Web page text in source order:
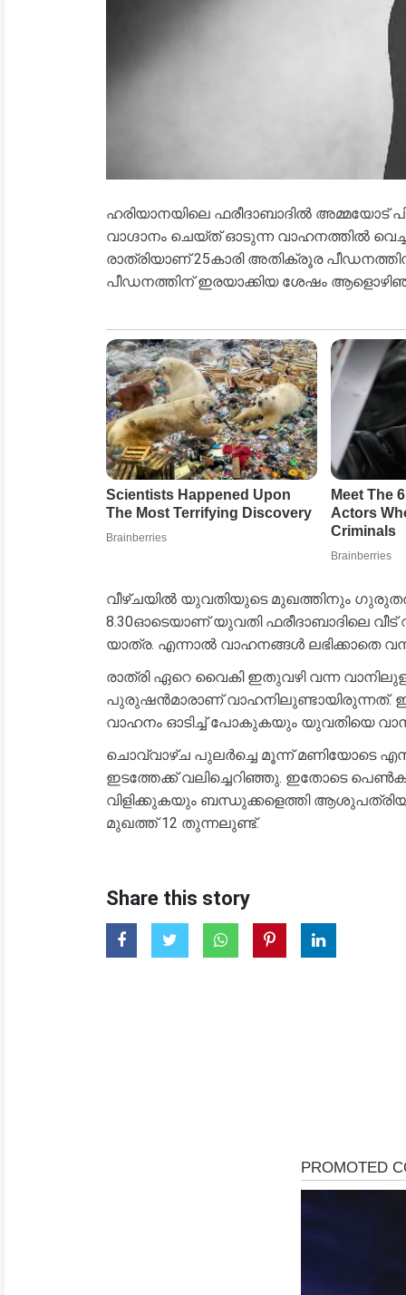
ഹരിയാനയിലെ ഫരീദാബാദിൽ അമ്മയോട്
വാഗ്ദാനം ചെയ്ത് ഓടുന്ന വാഹനത്തിൽ വെച്ച്
രാത്രിയാണ് 25കാരി അതിക്രൂര
പീഡനത്തിന് ഇരയാക്കിയ ശേഷം
വീഴ്ചയിൽ യുവതിയുടെ മുഖത്തിനും
8.30ഓടെയാണ് യുവതി ഫരീദാബാദിലെ വീട്
യാത്ര. എന്നാൽ വാഹനങ്ങൾ ലഭിക്കാതെ
രാത്രി ഏറെ വൈകി ഇതുവഴി വന്ന
പുരുഷൻമാരാണ് വാഹനിലുണ്ടായിരുന്നത്.
വാഹനം ഓടിച്ച് പോകുകയും യുവതിയെ
ചൊവ്വാഴ്ച പുലർച്ചെ മൂന്ന് മണിയോടെ
ഇടത്തേക്ക് വലിച്ചെറിഞ്ഞു. ഇതോടെ
വിളിക്കുകയും ബന്ധുക്കളെത്തി
മുഖത്ത് 12 തുന്നലുണ്ട്.
Share this story